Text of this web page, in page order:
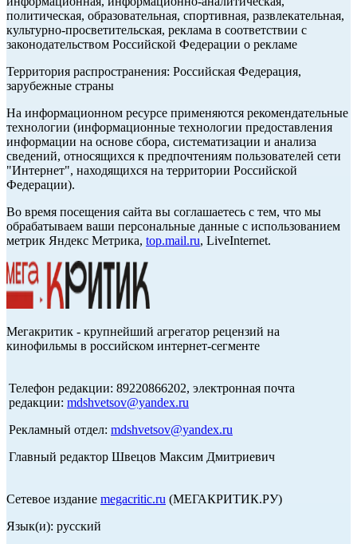
политическая, образовательная, спортивная, развлекательная,
культурно-просветительская, реклама в соответствии с
законодательством Российской Федерации о рекламе
Территория распространения: Российская Федерация,
зарубежные страны
На информационном ресурсе применяются рекомендательные
технологии (информационные технологии предоставления
информации на основе сбора, систематизации и анализа
сведений, относящихся к предпочтениям пользователей сети
"Интернет", находящихся на территории Российской
Федерации).
Во время посещения сайта вы соглашаетесь с тем, что мы
обрабатываем ваши персональные данные с использованием
метрик Яндекс Метрика, top.mail.ru, LiveInternet.
Мегакритик - крупнейший агрегатор рецензий на
кинофильмы в российском интернет-сегменте
Телефон редакции: 89220866202, электронная почта
редакции: mdshvetsov@yandex.ru
Рекламный отдел: mdshvetsov@yandex.ru
Главный редактор Швецов Максим Дмитриевич
Сетевое издание megacritic.ru (МЕГАКРИТИК.РУ)
Язык(и): русский